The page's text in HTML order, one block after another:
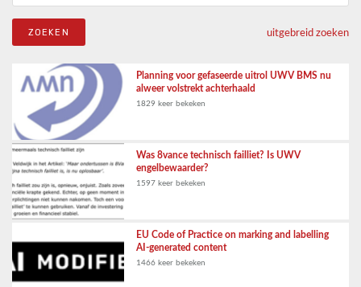
uitgebreid zoeken
Planning voor gefaseerde uitrol UWV BMS nu
alweer volstrekt achterhaald
1829 keer bekeken
Was 8vance technisch failliet? Is UWV
engelbewaarder?
1597 keer bekeken
EU Code of Practice on marking and labelling
AI-generated content
1466 keer bekeken